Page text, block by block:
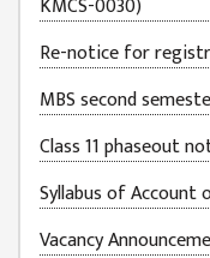
TREND
ANALYSES
KMC
GRADUATED
STUDENT
ENROLLMENT
BUDGETS
Re-notice for
MBS second
Class 11 phaseout
Syllabus of Account
Vacancy